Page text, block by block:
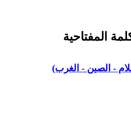
المفتاحية
- الصين - الغرب)